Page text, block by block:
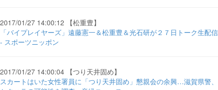
2017/01/27 14:00:12 【松重豊】
「バイプレイヤーズ」遠藤憲一＆松重豊＆光石研が２７日トーク生配信
- スポーツニッポン
2017/01/27 14:00:04 【つり天井固め】
スカートはいた女性署員に「つり天井固め」懇親会の余興…滋賀県警、